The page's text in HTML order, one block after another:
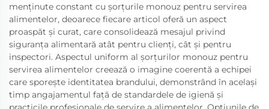
menținute constant cu șorțurile monouz pentru servirea
alimentelor, deoarece fiecare articol oferă un aspect
proaspăt și curat, care consolidează mesajul privind
siguranța alimentară atât pentru clienți, cât și pentru
inspectori. Aspectul uniform al șorțurilor monouz pentru
servirea alimentelor creează o imagine coerentă a echipei
care sporește identitatea brandului, demonstrând în același
timp angajamentul față de standardele de igienă și